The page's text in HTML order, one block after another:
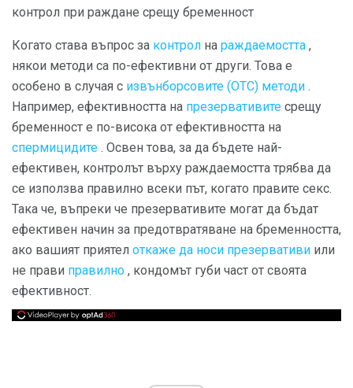
контрол при раждане срещу бременност
Когато става въпрос за контрол на раждаемостта ,
някои методи са по-ефективни от други. Това е
особено в случая с извънборсовите (OTC) методи .
Например, ефективността на презервативите срещу
бременност е по-висока от ефективността на
спермицидите . Освен това, за да бъдете най-
ефективен, контролът върху раждаемостта трябва да
се използва правилно всеки път, когато правите секс.
Така че, въпреки че презервативите могат да бъдат
ефективен начин за предотвратяване на бременността,
ако вашият приятел откаже да носи презервативи или
не прави правилно , кондомът губи част от своята
ефективност.